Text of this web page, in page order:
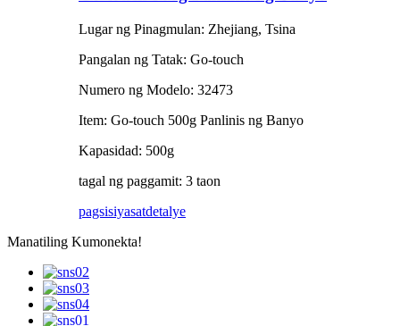
Lugar ng Pinagmulan: Zhejiang, Tsina
Pangalan ng Tatak: Go-touch
Numero ng Modelo: 32473
Item: Go-touch 500g Panlinis ng Banyo
Kapasidad: 500g
tagal ng paggamit: 3 taon
pagsisiyasatdetalye
Manatiling Kumonekta!